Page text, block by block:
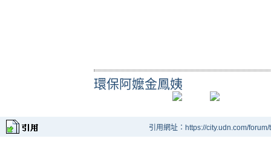
環保阿嬤金鳳姨
引用網址：https://city.udn.com/